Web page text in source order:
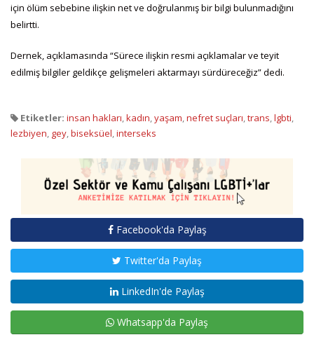
için ölüm sebebine ilişkin net ve doğrulanmış bir bilgi bulunmadığını
belirtti.
Dernek, açıklamasında “Sürece ilişkin resmi açıklamalar ve teyit
edilmiş bilgiler geldikçe gelişmeleri aktarmayı sürdüreceğiz” dedi.
Etiketler: insan hakları,kadın,yaşam,nefret suçları,trans,lgbti,
lezbiyen, gey,biseksüel,interseks
Facebook'da Paylaş
Twitter'da Paylaş
LinkedIn'de Paylaş
Whatsapp'da Paylaş